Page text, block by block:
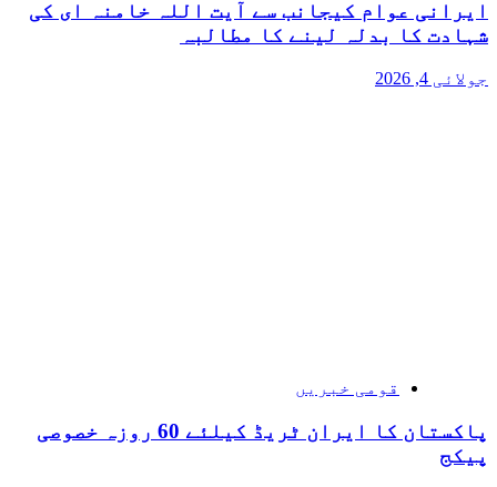
ایرانی عوام کیجانب سے آیت اللہ خامنہ ای کی
شہادت کا بدلہ لینے کا مطالبہ
جولائی 4, 2026
قومی خبریں
پاکستان کا ایران ٹریڈ کیلئے 60 روزہ خصوصی
پیکج